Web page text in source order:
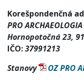
Korešpondenčná
PRO ARCHAEOLOGIA
Hornopotočná 23,
IČO:37991213
Stanovy
OZ PRO